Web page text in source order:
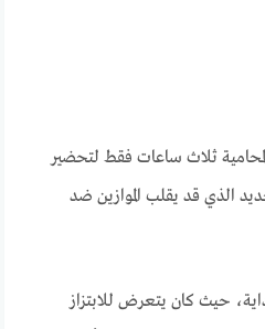
ثلاث ساعات فقط لتحضير
الذي قد يقلب الموازين ضد
حيث كان يتعرض للابتزاز